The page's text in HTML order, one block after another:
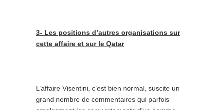
3- Les positions d’autres organisations sur
cette affaire et sur le Qatar
L’affaire Visentini, c’est bien normal, suscite un
grand nombre de commentaires qui parfois